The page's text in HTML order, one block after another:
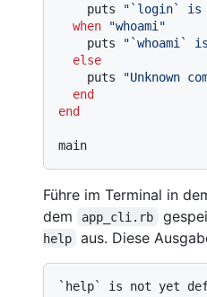
    puts
"`login` is
when
"whoami"
    puts
"`whoami`
else
    puts
"Unknown
end
end
Führe im Terminal in
dem
app_cli.rb
help
aus. Diese